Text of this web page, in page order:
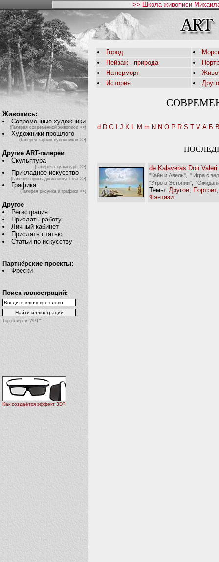
>> Школа живописи
Живопись:
Современные художники
(Галерея современной живописи >>)
Художники прошлого
(Галерея картин художников >>)
Другие ART-галереи
Скульптура
(Галерея скульптуры >>)
Прикладное искусство
(Галерея прикладного искусства >>)
Графика
(Галерея рисунка и графики >>)
Другое
Регистрация
Прислать работу
Личный кабинет
Прислать статью
Статьи по искусству
Партнёрские проекты:
Фрески
Поиск иллюстраций:
Top галереи "АРТ"
Как создаётся эффект 3D?
Город
Пейзаж - природа
Натюрморт
История
d D G J K L M m N N O P R S T V А Б В
de Kalaveras Don Valeri
"Кайн и Авель"
" Игра с
"Утро в Эстонии"
Темы: Другое Портрет
Фэнтази